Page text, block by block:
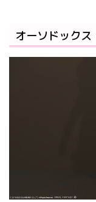
オーソドック